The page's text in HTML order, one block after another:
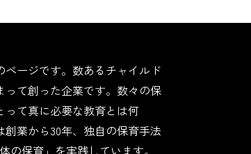
ージです。数あるチャイルド
て創った企業です。数々の保
て真に必要な教育とは何
業から30年、独自の保育手法
の保育」を実践しています。